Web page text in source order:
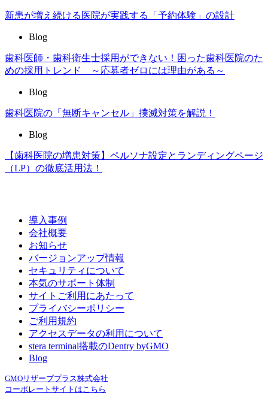
新患が増え続ける医院が実践する「予約体験」の設計
Blog
歯科医師・歯科衛生士採用ができない！困った歯科医院のた
めの採用トレンド ～応募者ゼロには理由がある～
Blog
歯科医院の「無断キャンセル」撲滅対策を解説！
Blog
【歯科医院の増患対策】ペルソナ設定とランディングページ
（LP）の徹底活用法！
導入事例
会社概要
お知らせ
バージョンアップ情報
セキュリティについて
本気のサポート体制
サイトご利用にあたって
プライバシーポリシー
ご利用規約
アクセスデータの利用について
stera terminal搭載のDentry byGMO
Blog
GMOリザーブプラス株式会社
コーポレートサイトはこちら